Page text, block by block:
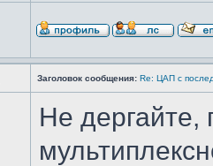
Заголовок сообщения: Re: ЦАП с
Не дергайте,